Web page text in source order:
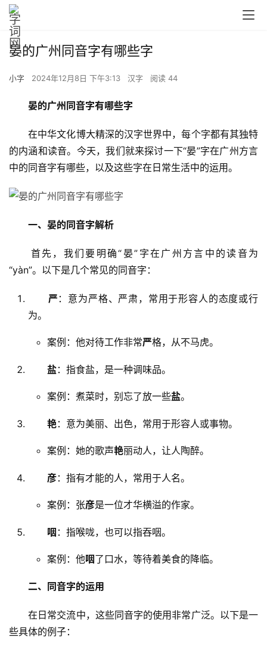
晏的广州同音字有哪些字
小字 2024年12月8日 下午3:13 汉字 阅读 44
晏的广州同音字有哪些字
在中华文化博大精深的汉字世界中，每个字都有其独特
的内涵和读音。今天，我们就来探讨一下“晏”字在广州方言
中的同音字有哪些，以及这些字在日常生活中的运用。
一、晏的同音字解析
首先，我们要明确“晏”字在广州方言中的读音为
“yàn”。以下是几个常见的同音字：
严 ：意为严格、严肃，常用于形容人的态度或行
为。
案例：他对待工作非常严格，从不马虎。
盐：指食盐，是一种调味品。
案例：煮菜时，别忘了放一些盐。
艳：意为美丽、出色，常用于形容人或事物。
案例：她的歌声艳丽动人，让人陶醉。
彦：指有才能的人，常用于人名。
案例：张彦是一位才华横溢的作家。
咽 ：指喉咙，也可以指吞咽。
案例：他咽了口水，等待着美食的降临。
二、同音字的运用
在日常交流中，这些同音字的使用非常广泛。以下是一
些具体的例子：